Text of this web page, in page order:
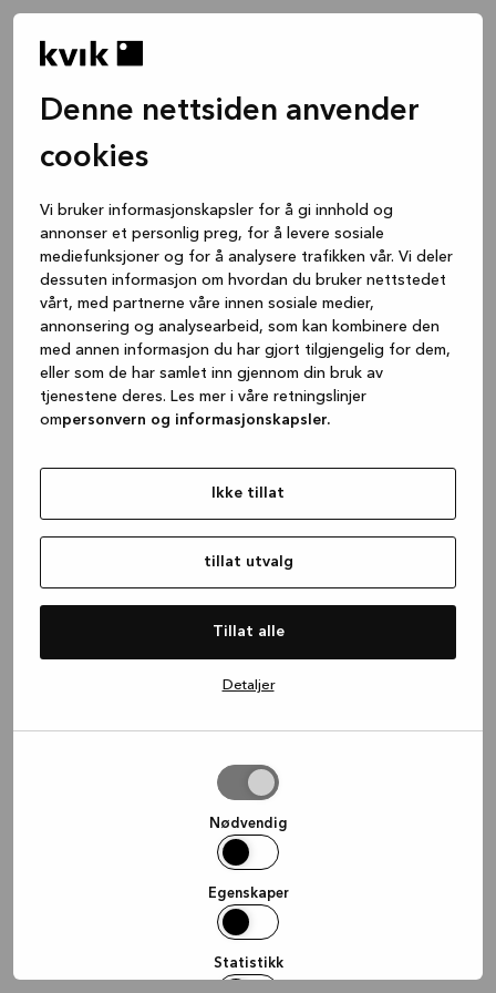
Denne nettsiden anvender
cookies
Vi bruker informasjonskapsler for å gi innhold og
annonser et personlig preg, for å levere sosiale
mediefunksjoner og for å analysere trafikken vår. Vi deler
dessuten informasjon om hvordan du bruker nettstedet
vårt, med partnerne våre innen sosiale medier,
annonsering og analysearbeid, som kan kombinere den
med annen informasjon du har gjort tilgjengelig for dem,
eller som de har samlet inn gjennom din bruk av
tjenestene deres. Les mer i våre retningslinjer
ompersonvern og informasjonskapsler.
Ikke tillat
tillat utvalg
Tillat alle
Detaljer
Nødvendig
Egenskaper
Statistikk
(see the browser console for more
information).